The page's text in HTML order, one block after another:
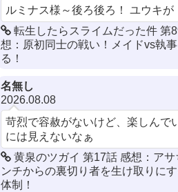
ルミナス様～後ろ後ろ！ ユウキが
転生したらスライムだった件 第
想：原初同士の戦い！メイドvs執
る！
名無し
2026.08.08
苛烈で容赦がないけど、楽しんで
には見えないなぁ
黄泉のツガイ 第17話 感想：ア
ンチからの裏切り者を生け取りに
体制！